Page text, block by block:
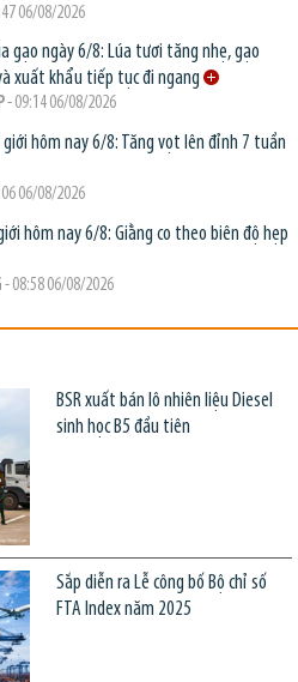
06/08/2026
gạo ngày 6/8: Lúa tươi tăng nhẹ, gạo
xuất khẩu tiếp tục đi ngang
- 09:14 06/08/2026
hôm nay 6/8: Tăng vọt lên đỉnh 7 tuần
06/08/2026
hôm nay 6/8: Giằng co theo biên độ hẹp
- 08:58 06/08/2026
BSR xuất bán lô nhiên liệu Diesel
sinh học B5 đầu tiên
Sắp diễn ra Lễ công bố Bộ chỉ số
FTA Index năm 2025